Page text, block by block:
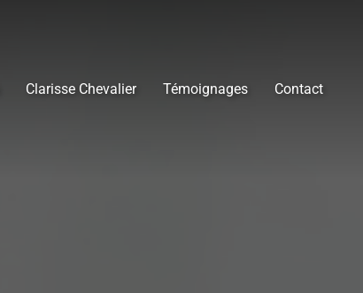
Clarisse Chevalier Témoignages Contact